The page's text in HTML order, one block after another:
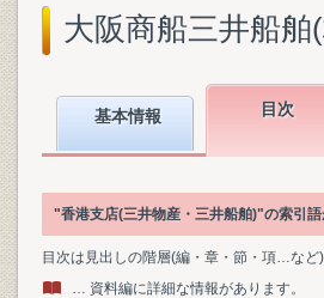
大阪商船三井船
基本情報 目次
"香港支店(三井物産・三井船舶)"の索引
目次は見出しの階層(編・章・節・項…な
… 資料編に詳細な情報があります。